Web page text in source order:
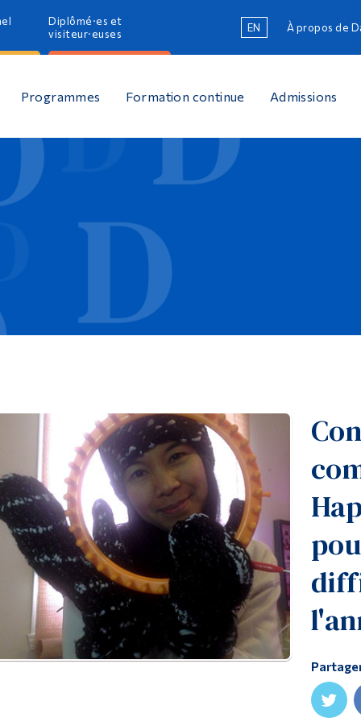
Diplômé·es et
visiteur·euses
EN À propos de
Programmes Formation continue Admissions